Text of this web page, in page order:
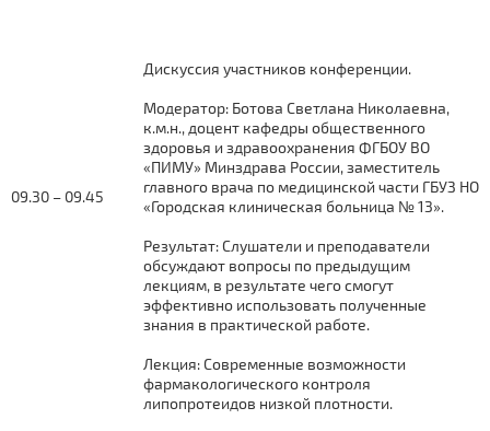
09.30 – 09.45
Дискуссия участников конференции.
Модератор: Ботова Светлана Николаевна,
к.м.н., доцент кафедры общественного
здоровья и здравоохранения ФГБОУ ВО
«ПИМУ» Минздрава России, заместитель
главного врача по медицинской части ГБУЗ НО
«Городская клиническая больница № 13».
Результат: Слушатели и преподаватели
обсуждают вопросы по предыдущим
лекциям, в результате чего смогут
эффективно использовать полученные
знания в практической работе.
Лекция: Современные возможности
фармакологического контроля
липопротеидов низкой плотности.